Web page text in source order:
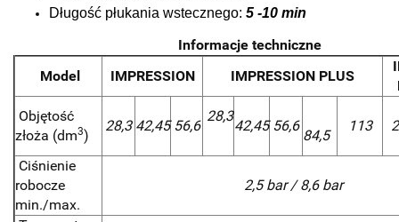
Długość płukania wstecznego: 5 -10 min
Informacje techniczne
Model
IMPRESSION IMPRESSION PLUS
Objętość
złoża (dm3)
28,3 42,45 56,6
28,3
42,45 56,6
84,5
113
Ciśnienie
robocze
min./max.
2,5 bar / 8,6 bar